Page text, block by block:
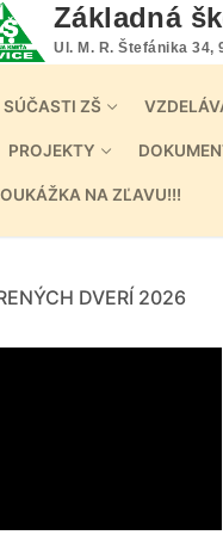
Základná
Ul. M. R. Štefánika 34,
SÚČASTI ZŠ
PROJEKTY
NA ZĽAVU!!!
DVERÍ 2026